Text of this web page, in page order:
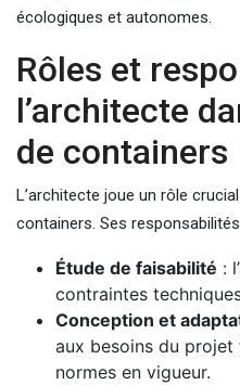
écologiques et autonomes.
Rôles et
l’architecte
de containers
L’architecte joue un rôle
containers. Ses
Étude de faisabilité :
contraintes
Conception et
aux besoins du
normes en vigueur.